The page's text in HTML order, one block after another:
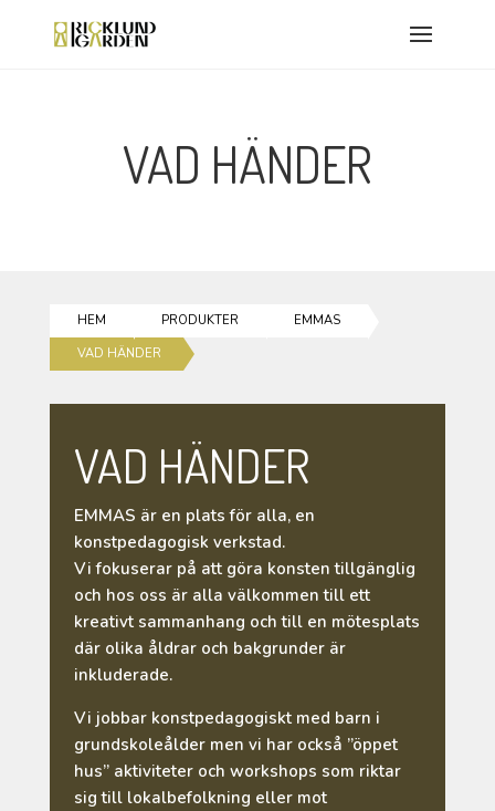
VAD HÄNDER
HEM PRODUKTER
EMMAS
VAD HÄNDER
VAD HÄNDER
EMMAS är en plats för alla, en
konstpedagogisk verkstad.
Vi fokuserar på att göra konsten tillgänglig
och hos oss är alla välkommen till ett
kreativt sammanhang och till en mötesplats
där olika åldrar och bakgrunder är
inkluderade.
Vi jobbar konstpedagogiskt med barn i
grundskoleålder men vi har också ”öppet
hus” aktiviteter och workshops som riktar
sig till lokalbefolkning eller mot